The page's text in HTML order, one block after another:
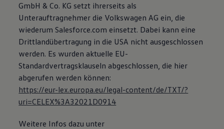
GmbH & Co. KG setzt ihrerseits als
Unterauftragnehmer die Volkswagen AG ein, die
wiederum Salesforce.com einsetzt. Dabei kann eine
Drittlandübertragung in die USA nicht ausgeschlossen
werden. Es wurden aktuelle EU-
Standardvertragsklauseln abgeschlossen, die hier
abgerufen werden können:
https://eur-lex.europa.eu/legal-content/de/TXT/?
uri=CELEX%3A32021D0914
Weitere Infos dazu unter